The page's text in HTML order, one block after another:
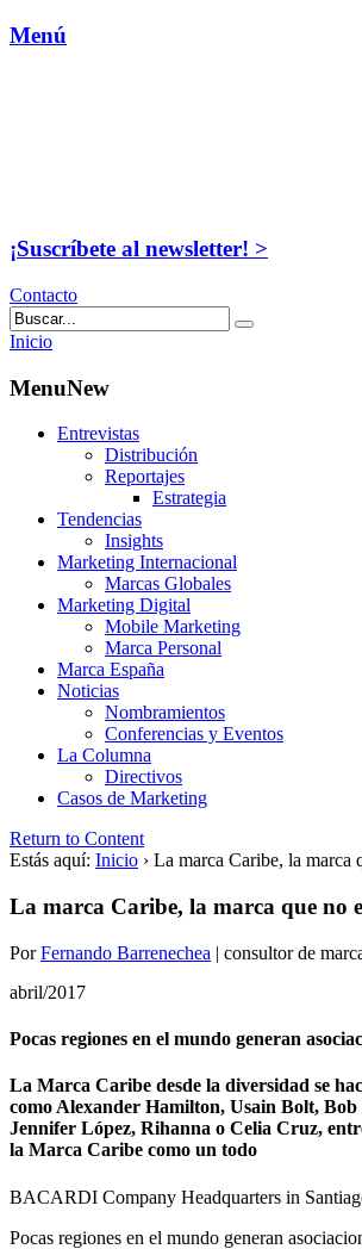
Menú
¡Suscríbete al newsletter! >
Contacto
Inicio
MenuNew
Entrevistas
Distribución
Reportajes
Estrategia
Tendencias
Insights
Marketing Internacional
Marcas Globales
Marketing Digital
Mobile Marketing
Marca Personal
Marca España
Noticias
Nombramientos
Conferencias y Eventos
La Columna
Directivos
Casos de Marketing
Return to Content
Estás aquí: Inicio › La marca Caribe, la marca
La marca Caribe, la marca que no
PorFernando Barrenechea | consultor de
abril/2017
Pocas regiones en el mundo generan
La Marca Caribe desde la diversidad se
como Alexander Hamilton, Usain Bolt,
Jennifer López, Rihanna o Celia Cruz,
la Marca Caribe como un todo
BACARDI Company Headquarters in
Pocas regiones en el mundo generan